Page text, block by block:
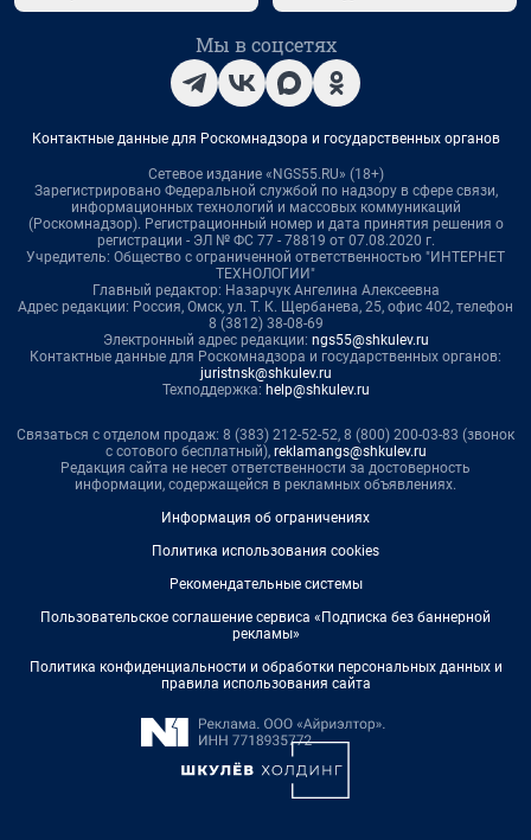
Мы в соцсетях
Контактные данные для Роскомнадзора и государственных органов
Сетевое издание «NGS55.RU» (18+)
Зарегистрировано Федеральной службой по надзору в сфере связи,
информационных технологий и массовых коммуникаций
(Роскомнадзор). Регистрационный номер и дата принятия решения о
регистрации - ЭЛ № ФС 77 - 78819 от 07.08.2020 г.
Учредитель: Общество с ограниченной ответственностью "ИНТЕРНЕТ
ТЕХНОЛОГИИ"
Главный редактор: Назарчук Ангелина Алексеевна
Адрес редакции: Россия, Омск, ул. Т. К. Щербанева, 25, офис 402, телефон
8 (3812) 38-08-69
Электронный адрес редакции: ngs55@shkulev.ru
Контактные данные для Роскомнадзора и государственных органов:
juristnsk@shkulev.ru
Техподдержка: help@shkulev.ru
Связаться с отделом продаж: 8 (383) 212-52-52, 8 (800) 200-03-83 (звонок
с сотового бесплатный), reklamangs@shkulev.ru
Редакция сайта не несет ответственности за достоверность
информации, содержащейся в рекламных объявлениях.
Информация об ограничениях
Политика использования cookies
Рекомендательные системы
Пользовательское соглашение сервиса «Подписка без баннерной
рекламы»
Политика конфиденциальности и обработки персональных данных и
правила использования сайта